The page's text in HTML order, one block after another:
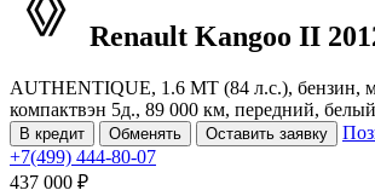
Renault Kangoo II
AUTHENTIQUE, 1.6 MT (84 л.с.), бензин,
компактвэн 5д., 89 000 км, передний, белый
В кредит Обменять Оставить заявку
+7(499) 444-80-07
437 000 ₽